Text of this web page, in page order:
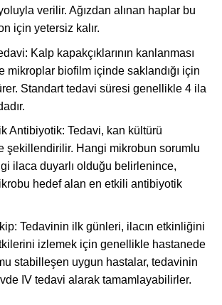
verilir. Ağızdan alınan haplar bu
için yetersiz kalır.
Kalp kapakçıklarının kanlanması
mikroplar biofilm içinde saklandığı için
Standart tedavi süresi genellikle 4 ila
Antibiyotik: Tedavi, kan kültürü
şekillendirilir. Hangi mikrobun sorumlu
ilaca duyarlı olduğu belirlenince,
hedef alan en etkili antibiyotik
Tedavinin ilk günleri, ilacın etkinliğini
izlemek için genellikle hastanede
stabilleşen uygun hastalar, tedavinin
IV tedavi alarak tamamlayabilirler.